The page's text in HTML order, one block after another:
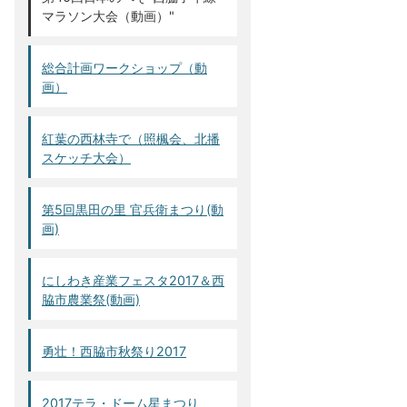
マラソン大会（動画）"
総合計画ワークショップ（動
画）
紅葉の西林寺で（照楓会、北播
スケッチ大会）
第5回黒田の里 官兵衛まつり(動
画)
にしわき産業フェスタ2017＆西
脇市農業祭(動画)
勇壮！西脇市秋祭り2017
2017テラ・ドーム星まつり